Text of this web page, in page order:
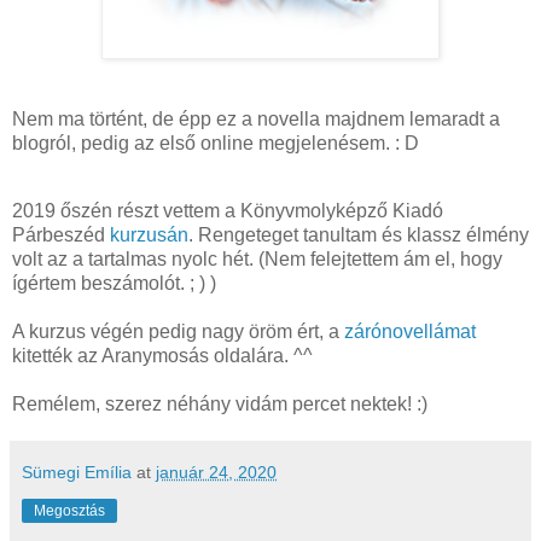
Nem ma történt, de épp ez a novella majdnem lemaradt a
blogról, pedig az első online megjelenésem. : D
2019 őszén részt vettem a Könyvmolyképző Kiadó
Párbeszéd kurzusán. Rengeteget tanultam és klassz élmény
volt az a tartalmas nyolc hét. (Nem felejtettem ám el, hogy
ígértem beszámolót. ; ) )
A kurzus végén pedig nagy öröm ért, a zárónovellámat
kitették az Aranymosás oldalára. ^^
Remélem, szerez néhány vidám percet nektek! :)
Sümegi Emília at január 24, 2020
Megosztás